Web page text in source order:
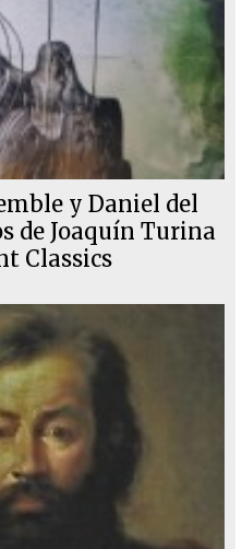
y Daniel del
de Joaquín Turina
Classics